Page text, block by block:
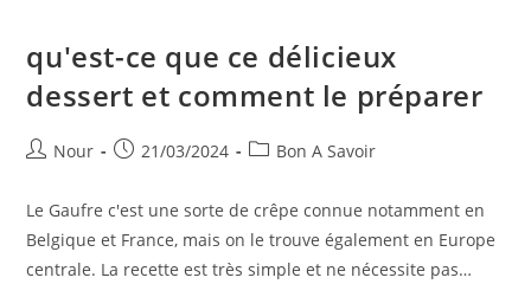
qu'est-ce que ce délicieux
dessert et comment le préparer
Auteur/autrice
la
Nour
Publication
21/03/2024
PostBon A Savoir
Le Gaufre c'est une sorte de crêpe connue notamment en
Belgique et France, mais on le trouve également en Europe
centrale. La recette est très simple et ne nécessite pas…